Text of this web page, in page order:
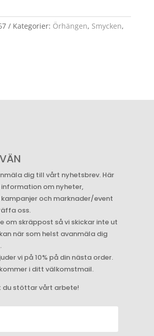
Kategorier: Örhängen, Smycken,
dig till vårt nyhetsbrev. Här
information om nyheter,
och marknader/event
oss.
om skräppost så vi skickar inte ut
när som helst avanmäla dig
vi på 10% på din nästa order.
i ditt välkomstmail.
du stöttar vårt arbete!